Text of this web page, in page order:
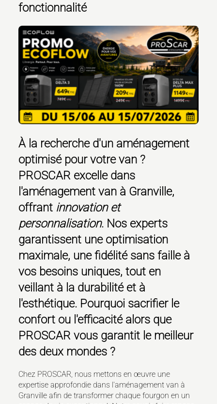
fonctionnalité
À la recherche d'un aménagement
optimisé pour votre van ?
PROSCAR excelle dans
l'aménagement van à Granville,
offrant innovation et
personnalisation. Nos experts
garantissent une optimisation
maximale, une fidélité sans faille à
vos besoins uniques, tout en
veillant à la durabilité et à
l'esthétique. Pourquoi sacrifier le
confort ou l'efficacité alors que
PROSCAR vous garantit le meilleur
des deux mondes ?
Chez PROSCAR, nous mettons en œuvre une
expertise approfondie dans l'aménagement van à
Granville afin de transformer chaque fourgon en un